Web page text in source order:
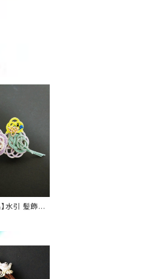
水引 髪飾り
レインボー＆